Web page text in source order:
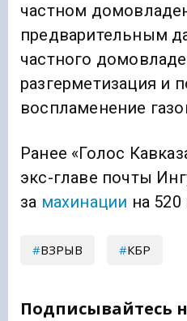
частном
предварительным
частного
разгерметизация и
воспламенение
Ранее «Голос
экс-главе почты
за махинации на 520
ВЗРЫВ КБР
Подписывайтесь